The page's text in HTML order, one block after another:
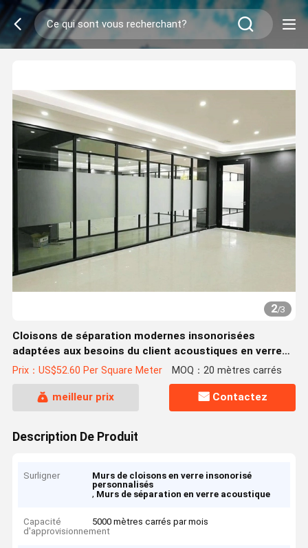
2/3
Cloisons de séparation modernes insonorisées
adaptées aux besoins du client acoustiques en verre
de bureau
Prix：US$52.60 Per Square Meter MOQ：20 mètres carrés
meilleur prix Contactez
Description De Produit
Surligner
Murs de cloisons en verre insonorisé
personnalisés
, Murs de séparation en verre acoustique
Capacité
d'approvisionnement
5000 mètres carrés par mois